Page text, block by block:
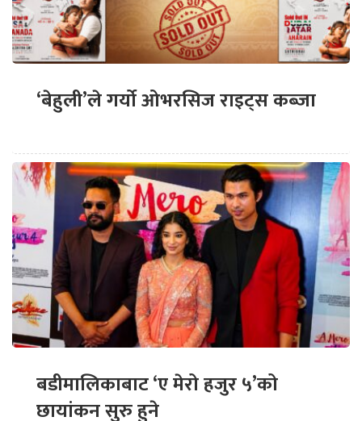
‘बेहुली’ले गर्यो ओभरसिज राइट्स कब्जा
बडीमालिकाबाट ‘ए मेरो हजुर ५’को
छायांकन सुरु हुने